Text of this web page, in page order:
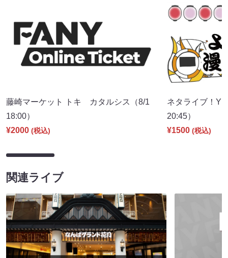
藤崎マーケット トキ カタルシス（8/1
18:00）
¥2000 (税込)
ネタライブ！
20:45）
¥1500 (税込)
関連ライブ